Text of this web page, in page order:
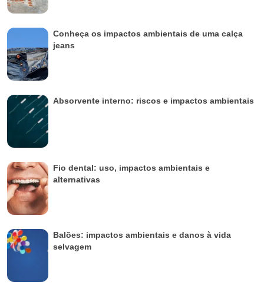
Conheça os impactos ambientais de uma calça
jeans
Absorvente interno: riscos e impactos ambientais
Fio dental: uso, impactos ambientais e
alternativas
Balões: impactos ambientais e danos à vida
selvagem